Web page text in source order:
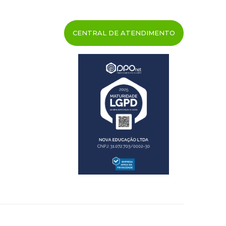
CENTRAL DE ATENDIMENTO